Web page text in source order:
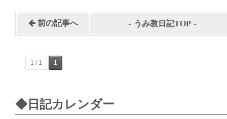
前の記事へ - うみ教日記TOP -
1 / 1 1
◆日記カレンダー